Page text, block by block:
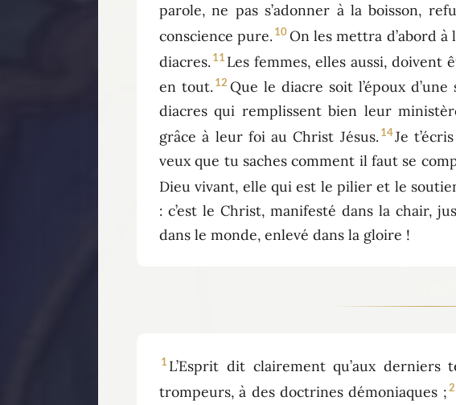
parole, ne pas s’adonner à la boisson,
conscience pure. 10On les mettra d’abord à
diacres. 11 Les femmes, elles aussi, doivent
en tout. 12 Que le diacre soit l’époux
diacres qui remplissent bien leur
grâce à leur foi au Christ Jésus. 14Je
veux que tu saches comment il faut se
Dieu vivant, elle qui est le pilier et le
: c’est le Christ, manifesté dans la chair,
dans le monde, enlevé dans la gloire !
1 L’Esprit dit clairement qu’aux
trompeurs, à des doctrines démoniaques ;2